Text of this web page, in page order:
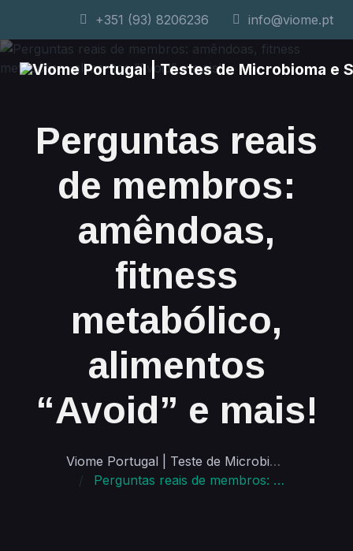
+351 (93) 8206236 info@viome.pt
Perguntas reais
de membros:
amêndoas,
fitness
metabólico,
alimentos
“Avoid” e mais!
Viome Portugal | Teste de Microbioma e Saúde Personalizada
Perguntas reais de membros: amêndoas, fitness metabólico, alimentos “Avoid” e mais!